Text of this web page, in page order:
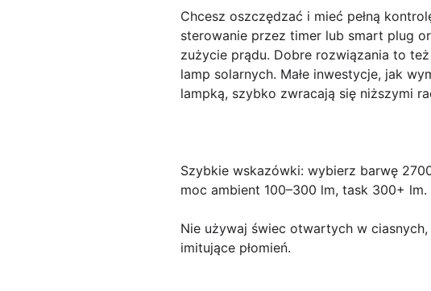
Chcesz oszczędzać i mieć pełną
sterowanie przez timer lub smart plug
zużycie prądu. Dobre rozwiązania to
lamp solarnych. Małe inwestycje, jak
lampką, szybko zwracają się niższymi
Szybkie wskazówki: wybierz barwę
moc ambient 100–300 lm, task 300+ lm.
Nie używaj świec otwartych w
imitujące płomień.